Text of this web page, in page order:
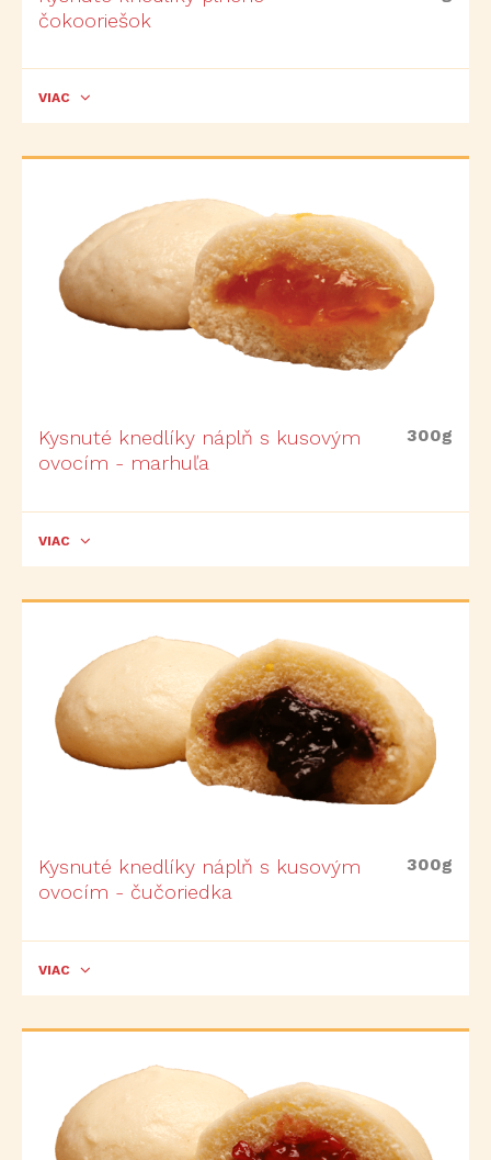
čokooriešok
VIAC
Kysnuté knedlíky náplň s kusovým
ovocím - marhuľa
300g
VIAC
Kysnuté knedlíky náplň s kusovým
ovocím - čučoriedka
300g
VIAC